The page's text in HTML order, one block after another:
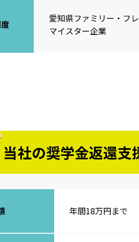
愛知県ファミリー・フ
マイスター企業
当社の奨学金返還支
年間18万円まで